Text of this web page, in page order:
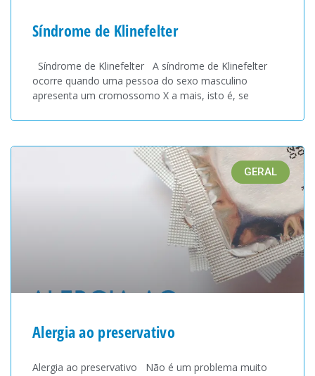
Síndrome de Klinefelter
Síndrome de Klinefelter A síndrome de Klinefelter
ocorre quando uma pessoa do sexo masculino
apresenta um cromossomo X a mais, isto é, se
GERAL
Alergia ao preservativo
Alergia ao preservativo Não é um problema muito